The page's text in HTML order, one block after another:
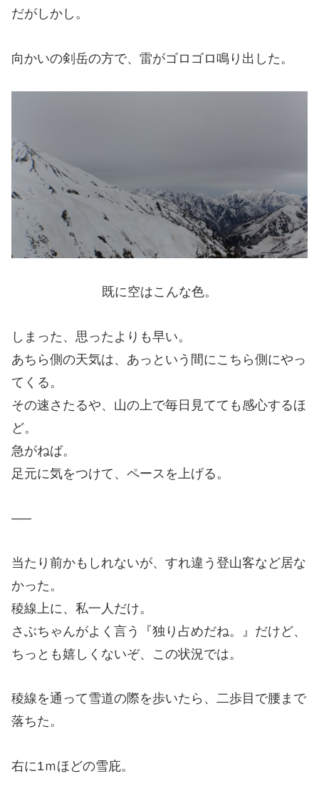
だがしかし。
向かいの剣岳の方で、雷がゴロゴロ鳴り出した。
既に空はこんな色。
しまった、思ったよりも早い。
あちら側の天気は、あっという間にこちら側にやっ
てくる。
その速さたるや、山の上で毎日見てても感心するほ
ど。
急がねば。
足元に気をつけて、ペースを上げる。
—–
当たり前かもしれないが、すれ違う登山客など居な
かった。
稜線上に、私一人だけ。
さぶちゃんがよく言う『独り占めだね。』だけど、
ちっとも嬉しくないぞ、この状況では。
稜線を通って雪道の際を歩いたら、二歩目で腰まで
落ちた。
右に1ｍほどの雪庇。